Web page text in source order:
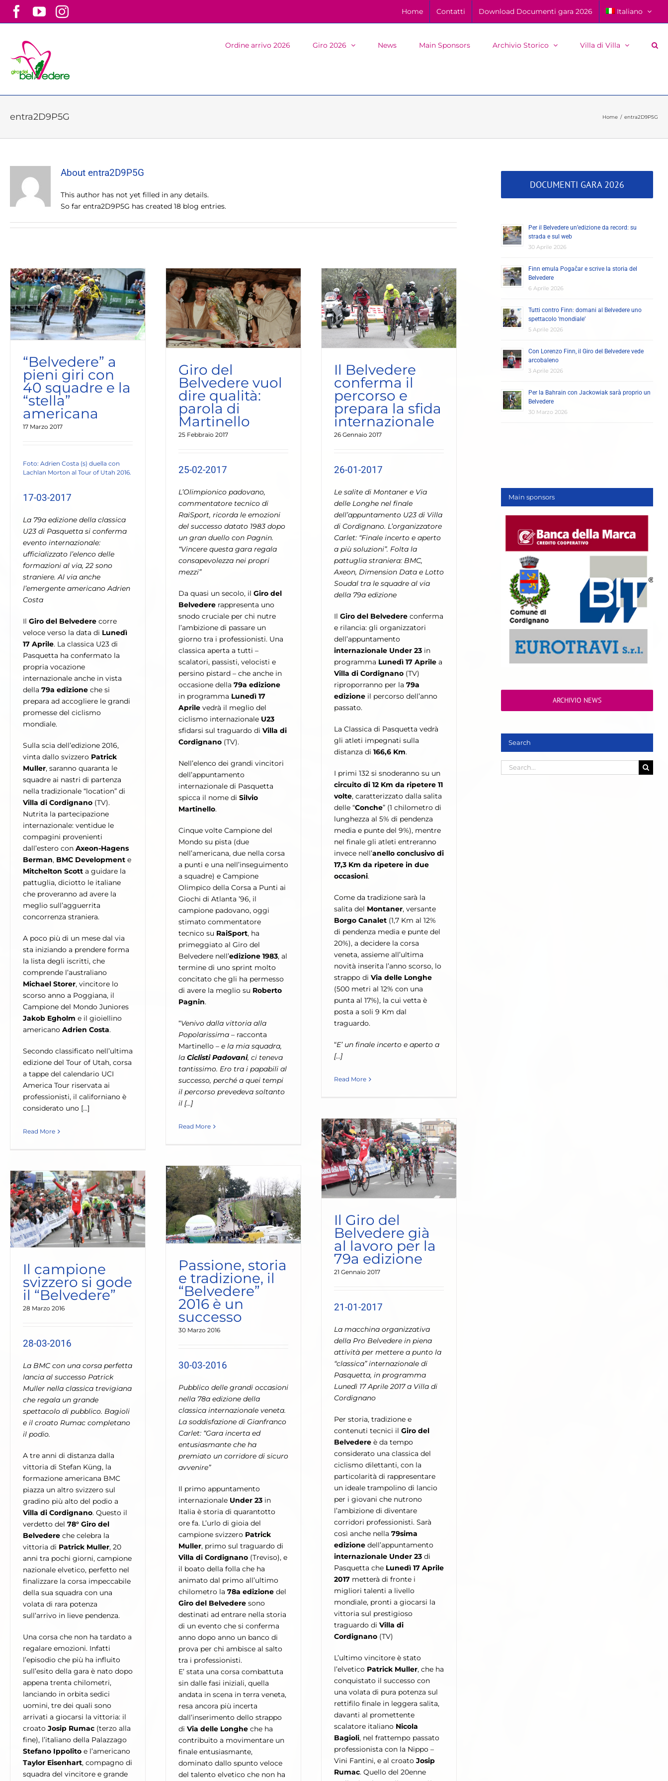
Facebook
YouTubeInstagram Home Contatti Download Documenti gara 2026 Italiano
Ordine arrivo 2026 Giro 2026 News Main Sponsors Archivio Storico Villa di Villa
entra2D9P5G Home entra2D9P5G
About entra2D9P5G
This author has not yet filled in any details.
So far entra2D9P5G has created 18 blog entries.
“Belvedere” a
pieni giri con
40 squadre e la
“stella”
americana
17 Marzo 2017
Foto: Adrien Costa (s) duella con
Lachlan Morton al Tour of Utah 2016.
17-03-2017
La 79a edizione della classica
U23 di Pasquetta si conferma
evento internazionale:
ufficializzato l’elenco delle
formazioni al via, 22 sono
straniere. Al via anche
l’emergente americano Adrien
Costa
Il Giro del Belvedere corre
veloce verso la data di Lunedì
17 Aprile. La classica U23 di
Pasquetta ha confermato la
propria vocazione
internazionale anche in vista
della 79a edizione che si
prepara ad accogliere le grandi
promesse del ciclismo
mondiale.
Sulla scia dell’edizione 2016,
vinta dallo svizzero Patrick
Muller, saranno quaranta le
squadre ai nastri di partenza
nella tradizionale “location” di
Villa di Cordignano (TV).
Nutrita la partecipazione
internazionale: ventidue le
compagini provenienti
dall’estero con Axeon-Hagens
Berman, BMC Development e
Mitchelton Scott a guidare la
pattuglia, diciotto le italiane
che proveranno ad avere la
meglio sull’agguerrita
concorrenza straniera.
A poco più di un mese dal via
sta iniziando a prendere forma
la lista degli iscritti, che
comprende l’australiano
Michael Storer, vincitore lo
scorso anno a Poggiana, il
Campione del Mondo Juniores
Jakob Egholm e il gioiellino
americano Adrien Costa.
Secondo classificato nell’ultima
edizione del Tour of Utah, corsa
a tappe del calendario UCI
America Tour riservata ai
professionisti, il californiano è
considerato uno […]
Read More
Giro del Belvedere vuol dire
qualità: parola di Martinello
Last news
Giro del
Belvedere vuol
dire qualità:
parola di
Martinello
25 Febbraio 2017
25-02-2017
L’Olimpionico padovano,
commentatore tecnico di
RaiSport, ricorda le emozioni
del successo datato 1983 dopo
un gran duello con Pagnin.
“Vincere questa gara regala
consapevolezza nei propri
mezzi”
Da quasi un secolo, il Giro del
Belvedere rappresenta uno
snodo cruciale per chi nutre
l’ambizione di passare un
giorno tra i professionisti. Una
classica aperta a tutti –
scalatori, passisti, velocisti e
persino pistard – che anche in
occasione della 79a edizione
in programma Lunedì 17
Aprile vedrà il meglio del
ciclismo internazionale U23
sfidarsi sul traguardo di Villa di
Cordignano (TV).
Nell’elenco dei grandi vincitori
dell’appuntamento
internazionale di Pasquetta
spicca il nome di Silvio
Martinello.
Cinque volte Campione del
Mondo su pista (due
nell’americana, due nella corsa
a punti e una nell’inseguimento
a squadre) e Campione
Olimpico della Corsa a Punti ai
Giochi di Atlanta ’96, il
campione padovano, oggi
stimato commentatore
tecnico su RaiSport, ha
primeggiato al Giro del
Belvedere nell’edizione 1983, al
termine di uno sprint molto
concitato che gli ha permesso
di avere la meglio su Roberto
Pagnin.
“Venivo dalla vittoria alla
Popolarissima – racconta
Martinello – e la mia squadra,
la Ciclisti Padovani, ci teneva
tantissimo. Ero tra i papabili al
successo, perché a quei tempi
il percorso prevedeva soltanto
il […]
Read More
Il Belvedere conferma il
percorso e prepara la sfida
internazionale
Last news
Il Belvedere
conferma il
percorso e
prepara la sfida
internazionale
26 Gennaio 2017
26-01-2017
Le salite di Montaner e Via
delle Longhe nel finale
dell’appuntamento U23 di Villa
di Cordignano. L’organizzatore
Carlet: “Finale incerto e aperto
a più soluzioni”. Folta la
pattuglia straniera: BMC,
Axeon, Dimension Data e Lotto
Soudal tra le squadre al via
della 79a edizione
Il Giro del Belvedere conferma
e rilancia: gli organizzatori
dell’appuntamento
internazionale Under 23 in
programma Lunedì 17 Aprile a
Villa di Cordignano (TV)
riproporranno per la 79a
edizione il percorso dell’anno
passato.
La Classica di Pasquetta vedrà
gli atleti impegnati sulla
distanza di 166,6 Km.
I primi 132 si snoderanno su un
circuito di 12 Km da ripetere 11
volte, caratterizzato dalla salita
delle “Conche” (1 chilometro di
lunghezza al 5% di pendenza
media e punte del 9%), mentre
nel finale gli atleti entreranno
invece nell’anello conclusivo di
17,3 Km da ripetere in due
occasioni.
Come da tradizione sarà la
salita del Montaner, versante
Borgo Canalet (1,7 Km al 12%
di pendenza media e punte del
20%), a decidere la corsa
veneta, assieme all’ultima
novità inserita l’anno scorso, lo
strappo di Via delle Longhe
(500 metri al 12% con una
punta al 17%), la cui vetta è
posta a soli 9 Km dal
traguardo.
“E’ un finale incerto e aperto a
[…]
Read More
lavoro per la 79a edizione
Last news
Il Giro del
Belvedere già
al lavoro per la
79a edizione
21 Gennaio 2017
21-01-2017
La macchina organizzativa
della Pro Belvedere in piena
attività per mettere a punto la
“classica” internazionale di
Pasquetta, in programma
Lunedì 17 Aprile 2017 a Villa di
Cordignano
Per storia, tradizione e
contenuti tecnici il Giro del
Belvedere è da tempo
considerato una classica del
ciclismo dilettanti, con la
particolarità di rappresentare
un ideale trampolino di lancio
per i giovani che nutrono
l’ambizione di diventare
corridori professionisti. Sarà
così anche nella 79sima
edizione dell’appuntamento
internazionale Under 23 di
Pasquetta che Lunedì 17 Aprile
2017 metterà di fronte i
migliori talenti a livello
mondiale, pronti a giocarsi la
vittoria sul prestigioso
traguardo di Villa di
Cordignano (TV)
L’ultimo vincitore è stato
l’elvetico Patrick Muller, che ha
conquistato il successo con
una volata di pura potenza sul
rettifilo finale in leggera salita,
davanti al promettente
scalatore italiano Nicola
Bagioli, nel frattempo passato
professionista con la Nippo –
Vini Fantini, e al croato Josip
Rumac. Quello del 20enne
Passione, storia e tradizione, il
“Belvedere” 2016 è un
successo
News 2016
Passione, storia
e tradizione, il
“Belvedere”
2016 è un
successo
30 Marzo 2016
30-03-2016
Pubblico delle grandi occasioni
nella 78a edizione della
classica internazionale veneta.
La soddisfazione di Gianfranco
Carlet: “Gara incerta ed
entusiasmante che ha
premiato un corridore di sicuro
avvenire”
Il primo appuntamento
internazionale Under 23 in
Italia è storia di quarantotto
ore fa. L’urlo di gioia del
campione svizzero Patrick
Muller, primo sul traguardo di
Villa di Cordignano (Treviso), e
il boato della folla che ha
animato dal primo all’ultimo
chilometro la 78a edizione del
Giro del Belvedere sono
destinati ad entrare nella storia
di un evento che si conferma
anno dopo anno un banco di
prova per chi ambisce al salto
tra i professionisti.
E’ stata una corsa combattuta
sin dalle fasi iniziali, quella
andata in scena in terra veneta,
resa ancora più incerta
dall’inserimento dello strappo
di Via delle Longhe che ha
contribuito a movimentare un
finale entusiasmante,
dominato dallo spunto veloce
del talento elvetico che non ha
Il campione
svizzero si gode
il “Belvedere”
28 Marzo 2016
28-03-2016
La BMC con una corsa perfetta
lancia al successo Patrick
Muller nella classica trevigiana
che regala un grande
spettacolo di pubblico. Bagioli
e il croato Rumac completano
il podio.
A tre anni di distanza dalla
vittoria di Stefan Küng, la
formazione americana BMC
piazza un altro svizzero sul
gradino più alto del podio a
Villa di Cordignano. Questo il
verdetto del 78° Giro del
Belvedere che celebra la
vittoria di Patrick Muller, 20
anni tra pochi giorni, campione
nazionale elvetico, perfetto nel
finalizzare la corsa impeccabile
della sua squadra con una
volata di rara potenza
sull’arrivo in lieve pendenza.
Una corsa che non ha tardato a
regalare emozioni. Infatti
l’episodio che più ha influito
sull’esito della gara è nato dopo
appena trenta chilometri,
lanciando in orbita sedici
uomini, tre dei quali sono
arrivati a giocarsi la vittoria: il
croato Josip Rumac (terzo alla
fine), l’italiano della Palazzago
Stefano Ippolito e l’americano
Taylor Eisenhart, compagno di
squadra del vincitore e grande
DOCUMENTI GARA 2026
Per il Belvedere un’edizione da record: su
strada e sul web
30 Aprile 2026
Finn emula Pogačar e scrive la storia del
Belvedere
6 Aprile 2026
Tutti contro Finn: domani al Belvedere uno
spettacolo ‘mondiale’
5 Aprile 2026
Con Lorenzo Finn, il Giro del Belvedere vede
arcobaleno
3 Aprile 2026
Per la Bahrain con Jackowiak sarà proprio un
Belvedere
30 Marzo 2026
Main sponsors
ARCHIVIO NEWS
Search
Search
for: